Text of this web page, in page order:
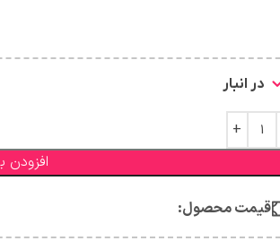
افزودن
قیمت محصول:​